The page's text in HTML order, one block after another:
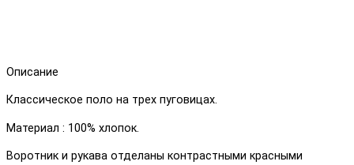
Описание
Классическое поло на трех пуговицах.
Материал : 100% хлопок.
Воротник и рукава отделаны контрастными красными